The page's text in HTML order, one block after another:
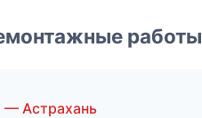
работы
— Астрахань